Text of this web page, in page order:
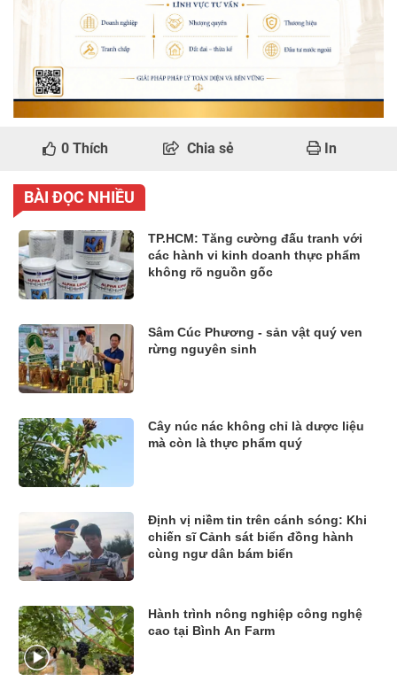
0 Thích Chia sẻ In
BÀI ĐỌC NHIỀU
TP.HCM: Tăng cường đấu tranh với
các hành vi kinh doanh thực phẩm
không rõ nguồn gốc
Sâm Cúc Phương - sản vật quý ven
rừng nguyên sinh
Cây núc nác không chỉ là dược liệu
mà còn là thực phẩm quý
Định vị niềm tin trên cánh sóng: Khi
chiến sĩ Cảnh sát biển đồng hành
cùng ngư dân bám biển
Hành trình nông nghiệp công nghệ
cao tại Bình An Farm